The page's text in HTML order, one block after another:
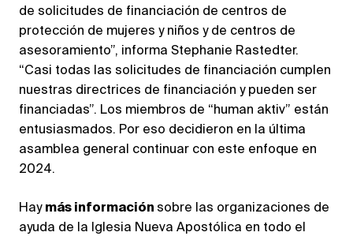
de solicitudes de financiación de centros de
protección de mujeres y niños y de centros de
asesoramiento”, informa Stephanie Rastedter.
“Casi todas las solicitudes de financiación cumplen
nuestras directrices de financiación y pueden ser
financiadas”. Los miembros de “human aktiv” están
entusiasmados. Por eso decidieron en la última
asamblea general continuar con este enfoque en
2024.
Hay más información sobre las organizaciones de
ayuda de la Iglesia Nueva Apostólica en todo el